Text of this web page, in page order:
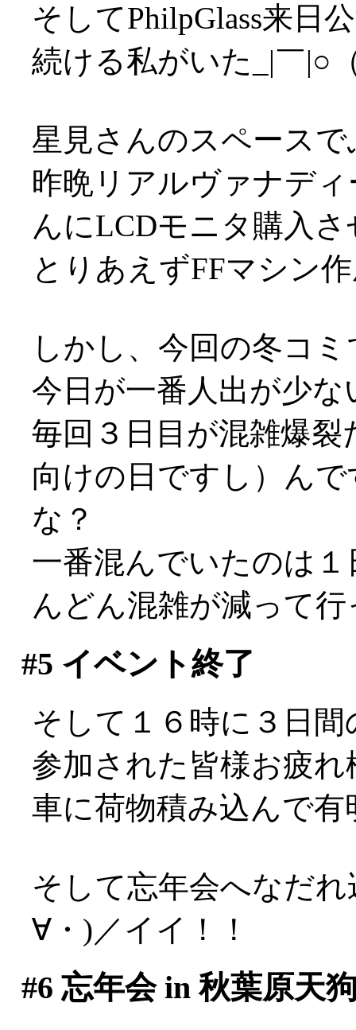
そしてPhilpGlass来日
続ける私がいた_|￣|○
星見さんのスペース
昨晩リアルヴァナデ
んにLCDモニタ購入
とりあえずFFマシン
しかし、今回の冬コ
今日が一番人出が少
毎回３日目が混雑爆
向けの日ですし）ん
な？
一番混んでいたのは
んどん混雑が減って
#5 イベント終了
そして１６時に３日
参加された皆様お疲
車に荷物積み込んで
そして忘年会へなだ
∀・)／イイ！！
#6 忘年会 in 秋葉原天